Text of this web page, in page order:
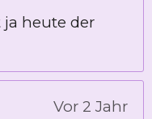
heute der
Vor 2 Jahr